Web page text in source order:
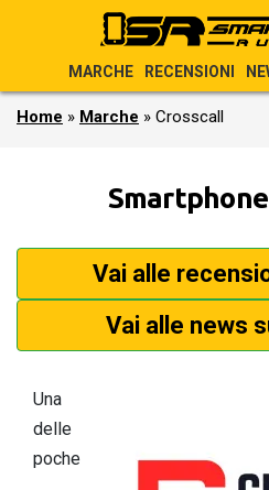
MARCHE RECENSIONI
Home » Marche » Crosscall
Vai alle
Vai alle news
Una
delle
poche